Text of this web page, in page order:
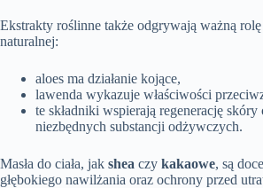
Ekstrakty roślinne także odgrywają ważną
naturalnej:
aloes ma działanie kojące,
lawenda wykazuje właściwości
te składniki wspierają regenerację skóry
niezbędnych substancji odżywczych.
Masła do ciała, jak shea czy kakaowe, są
głębokiego nawilżania oraz ochrony przed